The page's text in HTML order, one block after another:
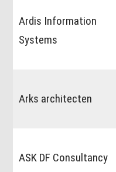
Ardis Information
Systems
Arks architecten
ASK DF Consultancy